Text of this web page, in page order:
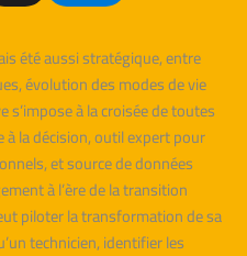
été aussi stratégique, entre
évolution des modes de vie
à la croisée de toutes
à la décision, outil expert pour
et source de données
à l’ère de la transition
piloter la transformation de sa
technicien, identifier les